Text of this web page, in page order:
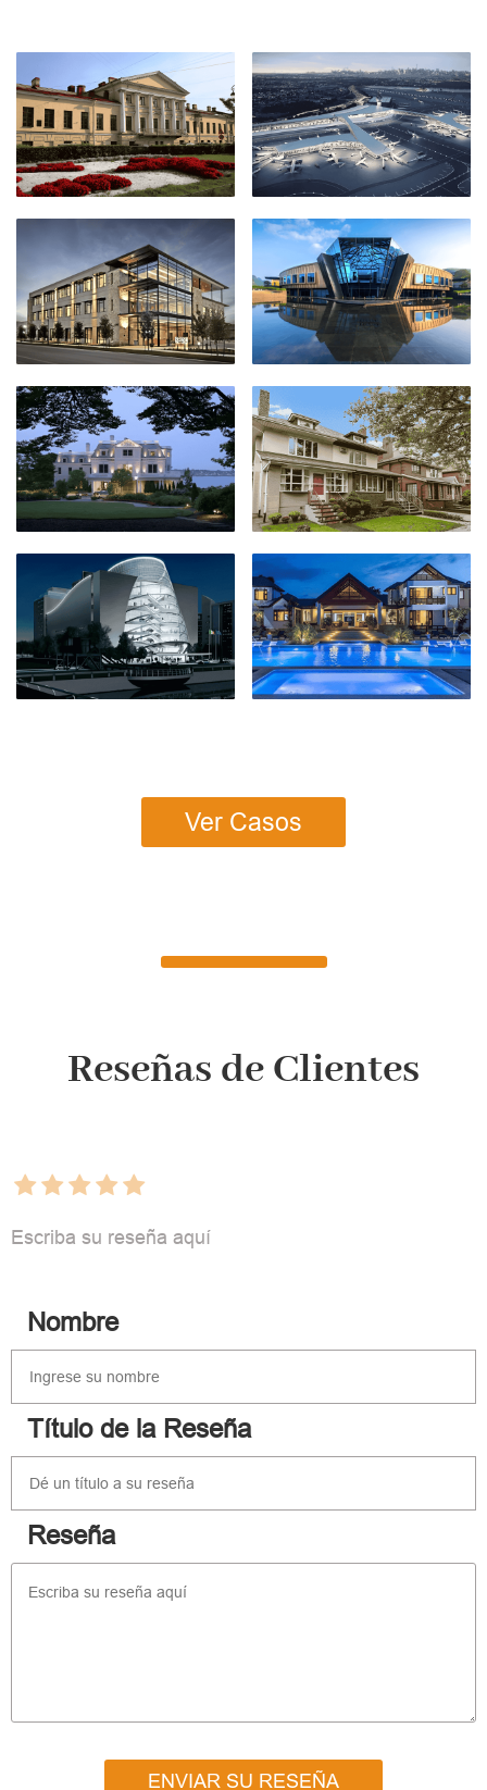
Ver Casos
Reseñas de Clientes
Escriba su reseña aquí
Nombre
Título de la Reseña
Reseña
ENVIAR SU RESEÑA